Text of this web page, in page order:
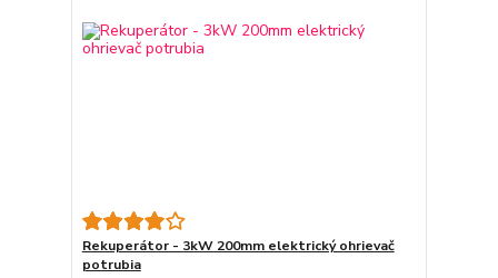
Rekuperátor - 3kW 200mm elektrický ohrievač
potrubia